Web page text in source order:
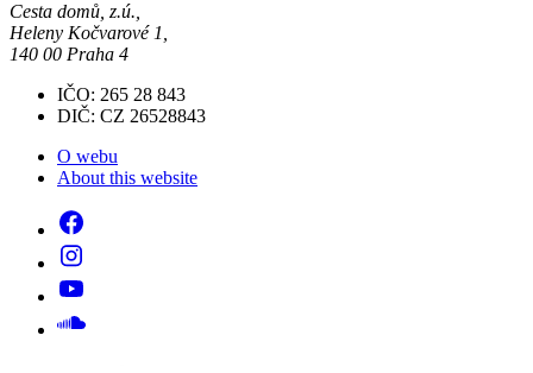
Cesta domů, z.ú.,
Heleny Kočvarové 1,
140 00 Praha 4
IČO: 265 28 843
DIČ: CZ 26528843
O webu
About this website